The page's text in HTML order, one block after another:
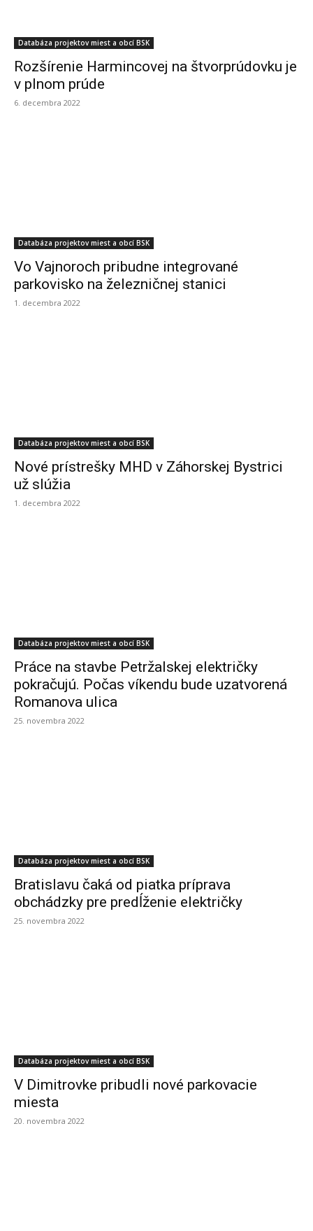
Databáza projektov miest a obcí BSK
Rozšírenie Harmincovej na štvorprúdovku je
v plnom prúde
6. decembra 2022
Databáza projektov miest a obcí BSK
Vo Vajnoroch pribudne integrované
parkovisko na železničnej stanici
1. decembra 2022
Databáza projektov miest a obcí BSK
Nové prístrešky MHD v Záhorskej Bystrici
už slúžia
1. decembra 2022
Databáza projektov miest a obcí BSK
Práce na stavbe Petržalskej električky
pokračujú. Počas víkendu bude uzatvorená
Romanova ulica
25. novembra 2022
Databáza projektov miest a obcí BSK
Bratislavu čaká od piatka príprava
obchádzky pre predĺženie električky
25. novembra 2022
Databáza projektov miest a obcí BSK
V Dimitrovke pribudli nové parkovacie
miesta
20. novembra 2022